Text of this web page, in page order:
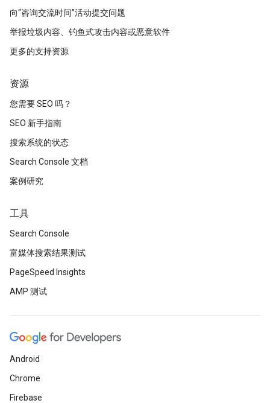
向“咨询交流时间”活动提交问题
举报垃圾内容、钓鱼式攻击内容或恶意软件
更多的支持资源
资源
您需要 SEO 吗？
SEO 新手指南
搜索系统的状态
Search Console 文档
案例研究
工具
Search Console
富媒体搜索结果测试
PageSpeed Insights
AMP 测试
Android
Chrome
Firebase